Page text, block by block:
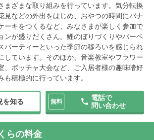
まざまな取り組みを行っています。気分転換
見などの外出をはじめ、おやつの時間にバナ
ーキをつくるなど、みなさまが楽しく参加で
ンが盛りだくさん。鯉のぼりづくりやバーベ
パーティーといった季節の移ろいを感じられ
しています。そのほか、音楽教室やフラワー
、ボッチャ大会など、ご入居者様の趣味嗜好
も積極的に行っています。
を知る 無料
電話で
問い合わせ
らの料金